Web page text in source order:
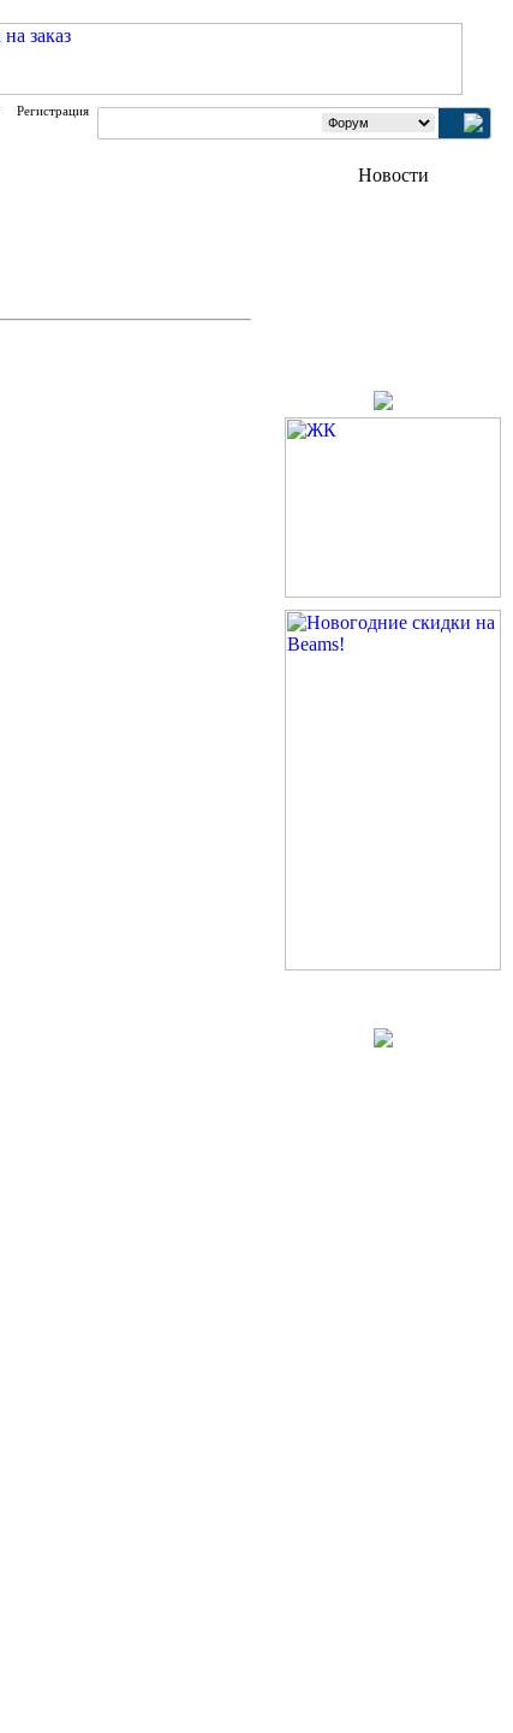
Регистрация